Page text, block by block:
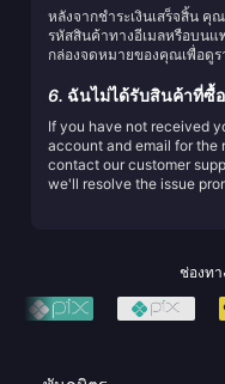
หลังจากชำระเงินเสร็จสิ้น คุ
รหัสสินค้าทางอีเมลหรือบน
กล่องจดหมายของคุณเพื่อดูร
6. ฉันไม่ได้รับสินค้าที่ซื้
If you have not received
account and email for the
contact our customer
we'll resolve the issue
ช่องทา